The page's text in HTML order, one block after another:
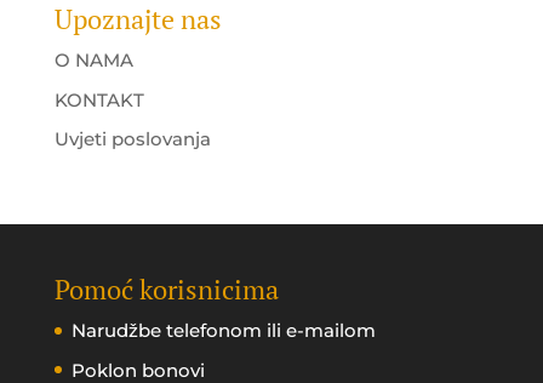
Upoznajte nas
O NAMA
KONTAKT
Uvjeti poslovanja
Pomoć korisnicima
Narudžbe telefonom ili e-mailom
Poklon bonovi